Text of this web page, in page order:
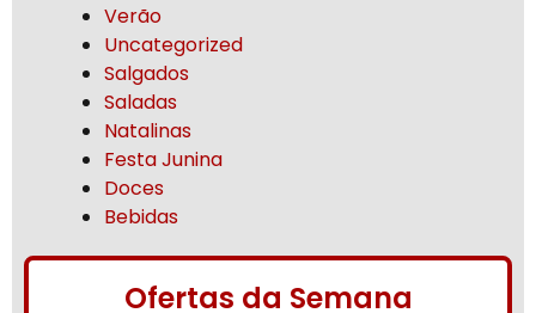
Verão
Uncategorized
Salgados
Saladas
Natalinas
Festa Junina
Doces
Bebidas
Ofertas da Semana